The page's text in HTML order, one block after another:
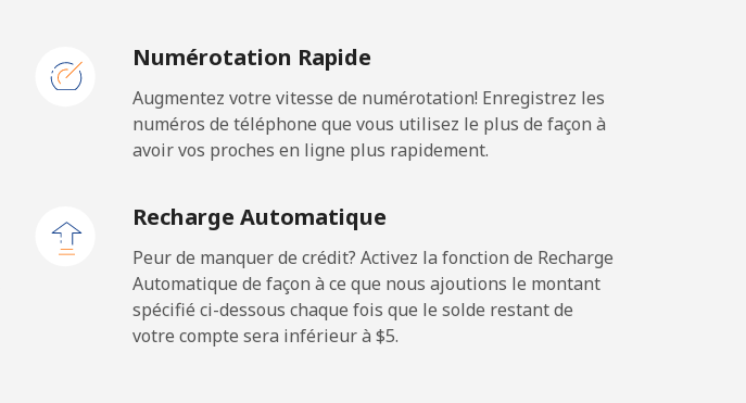
3 min pour ⁦$5⁩
21 min pour ⁦$5⁩
2 min pour ⁦$5⁩
Numérotation Rapide
Augmentez votre vitesse de numérotation! Enregistrez les
numéros de téléphone que vous utilisez le plus de façon à
avoir vos proches en ligne plus rapidement.
Recharge Automatique
Peur de manquer de crédit? Activez la fonction de Recharge
Automatique de façon à ce que nous ajoutions le montant
spécifié ci-dessous chaque fois que le solde restant de
votre compte sera inférieur à ⁦$5⁩.